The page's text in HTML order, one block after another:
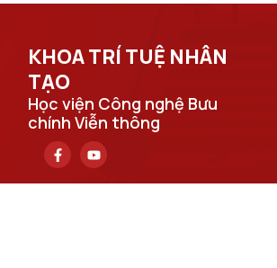
KHOA TRÍ TUỆ NHÂN
TẠO​
Học viện Công nghệ Bưu
chính Viễn thông